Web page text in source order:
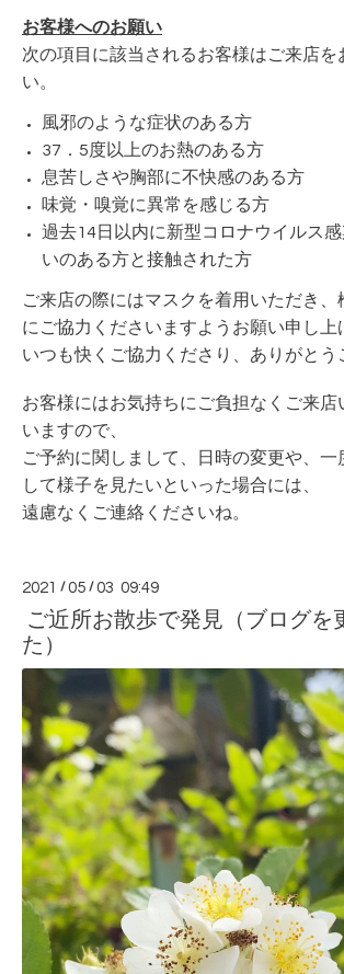
お客様へのお願い
次の項目に該当されるお客様はご来店を
い。
風邪のような症状のある方
37．5度以上のお熱のある方
息苦しさや胸部に不快感のある方
味覚・嗅覚に異常を感じる方
過去14日以内に新型コロナウイルス
いのある方と接触された方
ご来店の際にはマスクを着用いただき、
にご協力くださいますようお願い申し上
いつも快くご協力くださり、ありがとう
お客様にはお気持ちにご負担なくご来店
いますので、
ご予約に関しまして、日時の変更や、一
して様子を見たいといった場合には、
遠慮なくご連絡くださいね。
2021 /05 /03 09:49
ご近所お散歩で発見（ブログを
た）